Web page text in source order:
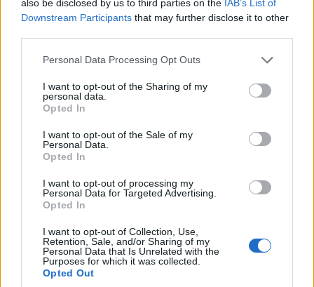
also be disclosed by us to third parties on the IAB’s List of
Downstream Participants that may further disclose it to other
Please note that this website/app uses one or more Google
not limited to your visit or usage behaviour. You may click to
grant or deny consent to Google and its third-party tags to
use your data for below specified purposes in below Google
consent section.
Personal Data Processing Opt Outs
I want to opt-out of the Sharing of my
personal data.
Opted In
I want to opt-out of the Sale of my
Personal Data.
Opted In
I want to opt-out of processing my
Personal Data for Targeted Advertising.
Opted In
I want to opt-out of Collection, Use,
Retention, Sale, and/or Sharing of my
Personal Data that Is Unrelated with the
Purposes for which it was collected.
Opted Out
Αυστραλία: Η Αρχιεπισκοπή καλεί τους ομογενείς
να δηλώσουν «Greek Orthodox» στην Απογραφή
3/08/2026 - 3:04μμ
ΟΜΟΓΕΝΕΙΑ
Από την Ελλάδα στη Μελβούρνη: Οι ιστορίες των